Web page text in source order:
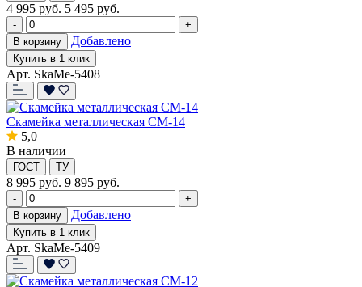
4 995 руб. 5 495 руб.
-
+
В корзину
Добавлено
Купить в 1 клик
Арт. SkaMe-5408
Скамейка металлическая СМ-14
5,0
В наличии
ГОСТ ТУ
8 995 руб. 9 895 руб.
-
+
В корзину
Добавлено
Купить в 1 клик
Арт. SkaMe-5409